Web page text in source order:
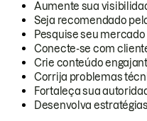
Aumente sua
Seja recomendado
Pesquise seu mercado
Conecte-se com
Crie conteúdo
Corrija problemas
Fortaleça sua
Desenvolva